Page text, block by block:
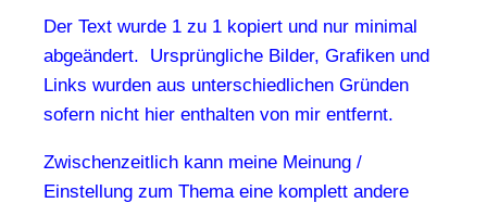
Der Text wurde 1 zu 1 kopiert und nur minimal
abgeändert. Ursprüngliche Bilder, Grafiken und
Links wurden aus unterschiedlichen Gründen
sofern nicht hier enthalten von mir entfernt.
Zwischenzeitlich kann meine Meinung /
Einstellung zum Thema eine komplett andere